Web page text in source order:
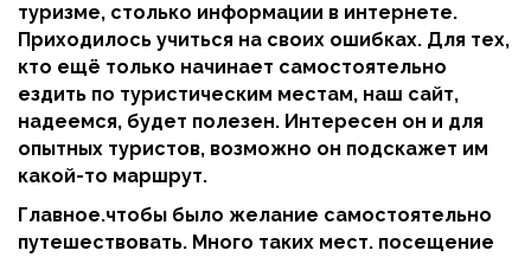
туризме, столько информации в интернете.
Приходилось учиться на своих ошибках. Для тех,
кто ещё только начинает самостоятельно
ездить по туристическим местам, наш сайт,
надеемся, будет полезен. Интересен он и для
опытных туристов, возможно он подскажет им
какой-то маршрут.
Главное.чтобы было желание самостоятельно
путешествовать. Много таких мест. посещение